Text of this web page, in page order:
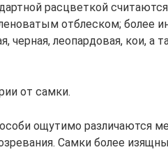
расцветкой
отблеском; более
черная, леопардовая, кои,
от самки.
ощутимо различаются
Самки более